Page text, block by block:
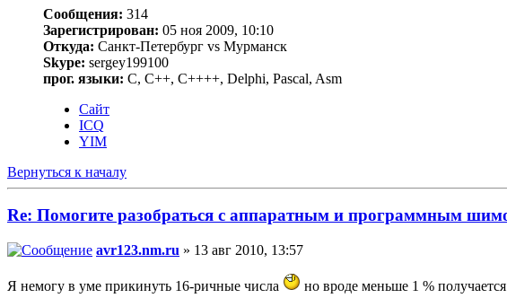
Сообщения: 314
Зарегистрирован: 05 ноя 2009, 10:10
Откуда: Санкт-Петербург vs Мурманск
Skype: sergey199100
прог. языки: С, C++, C++++, Delphi, Pascal, Asm
Сайт
ICQ
YIM
Вернуться к началу
Re: Помогите разобраться с аппаратным и программным
avr123.nm.ru » 13 авг 2010, 13:57
Я немогу в уме прикинуть 16-ричные числа но вроде меньше 1 %